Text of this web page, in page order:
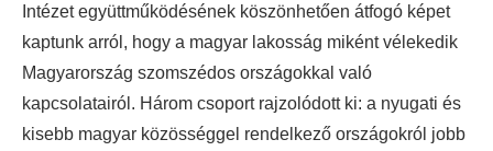
Intézet együttműködésének köszönhetően átfogó képet
kaptunk arról, hogy a magyar lakosság miként vélekedik
Magyarország szomszédos országokkal való
kapcsolatairól. Három csoport rajzolódott ki: a nyugati és
kisebb magyar közösséggel rendelkező országokról jobb